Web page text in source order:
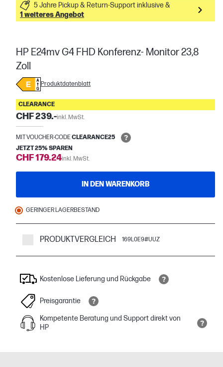
5 Jahre Pickup & Return-Support inklusive &
1 weiteres Angebot
HP E24mv G4 FHD Konferenz- Monitor 23,8
Zoll
Produktdatenblatt
CLEARANCE
CHF 239.-inkl. MwSt.
MIT VOUCHER-CODECLEARANCE25
JETZT 25% SPAREN
CHF 179.24inkl. MwSt.
IN DEN WARENKORB
GERINGER LAGERBESTAND
PRODUKTVERGLEICH 169L0E9#UUZ
Kostenlose Lieferung und Rückgabe
Preisgarantie
Kompetente Beratung und Support direkt von
HP